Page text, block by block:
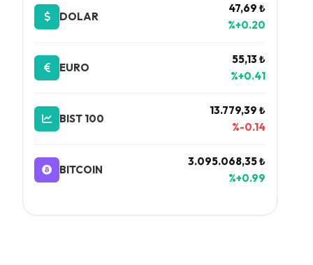
DOLAR
47,69 ₺
%+0.20
EURO
55,13 ₺
%+0.41
BIST 100
13.779,39 ₺
%-0.14
BITCOIN
3.095.068,35 ₺
%+0.99